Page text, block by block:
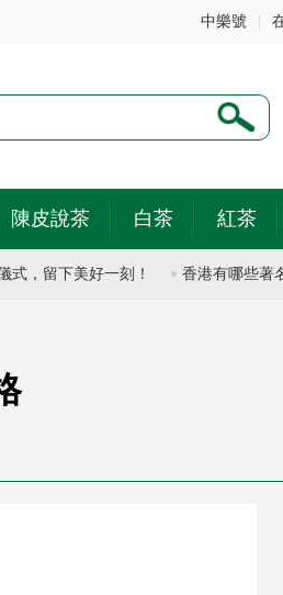
中樂號
陳皮說茶 白茶 紅茶
留下美好一刻！ 香港有哪些著名的